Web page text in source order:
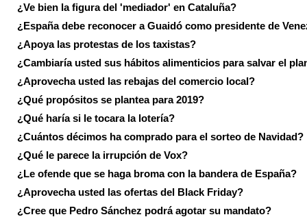
¿Ve bien la figura del 'mediador' en Cataluña?
¿España debe reconocer a Guaidó como presidente de
¿Apoya las protestas de los taxistas?
¿Cambiaría usted sus hábitos alimenticios para salvar el
¿Aprovecha usted las rebajas del comercio local?
¿Qué propósitos se plantea para 2019?
¿Qué haría si le tocara la lotería?
¿Cuántos décimos ha comprado para el sorteo de Navidad?
¿Qué le parece la irrupción de Vox?
¿Le ofende que se haga broma con la bandera de España?
¿Aprovecha usted las ofertas del Black Friday?
¿Cree que Pedro Sánchez podrá agotar su mandato?